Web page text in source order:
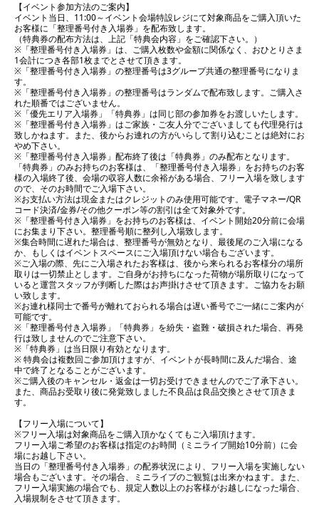
【イベント参加方法のご案内】
イベント当日、11:00～イベント会場特設レジにて対象商品をご購入頂いた
お客様に「整理番号付き入場券」を配布致します。
（特典券の配布方法は、上記「特典会内容」をご確認下さい。）
※「整理番号付き入場券」は、ご購入枚数や金額に関係なく、おひとりさま
1会計につき各部1枚までとさせて頂きます。
※「整理番号付き入場券」の整理番号は3グループ共通の整理番号になりま
す。
※「整理番号付き入場券」の整理番号はランダムで配布致します。ご購入さ
れた順番ではございません。
※「優先エリア入場券」「特典券」は同じ部の参加券をお渡しいたします。
※「整理番号付き入場券」はご家族・ご友人分でございましても代理発行は
致しかねます。また、後からお連れの方がいらして割り込むことは絶対にお
やめ下さい。
※「整理番号付き入場券」配布終了後は「特典券」のみ配布となります。
「特典券」のみお持ちのお客様は、「整理番号付き入場券」をお持ちのお客
様の入場終了後、会場の収容人数に余裕がある場合、フリー入場を致します
ので、そのお時間でご入場下さい。
※お支払い方法は現金またはクレジットのみ使用可能です。電子マネー/QR
コード決済/金券/その他クーポン等の割引は全て対象外です。
※「整理番号付き入場券」をお持ちのお客様は、イベント開始20分前に会場
にお集まり下さい。整理番号順に整列し入場致します。
※集合時間に遅れた場合は、整理番号が無効となり、最後尾のご入場になる
か、もしくはイベントスペースにご入場頂けない場合もございます。
※ご入場の際、先にご入場されたお客様は、後から来られるお客様分の場所
取りは一切禁止とします。ご自身がお持ちになった荷物が場所取りになって
いると運営スタッフが判断した際はお声掛けさせて頂きます。ご協力をお願
い致します。
※お連れ様同士で番号が離れておられる場合は遅い番号でご一緒にご案内が
可能です。
※「整理番号付き入場券」「特典券」を紛失・盗難・破損された場合、再発
行は致しませんのでご注意下さい。
※「特典券」は当日限り有効となります。
※ 特典会は複数回ご参加頂けますが、イベントが長時間に及んだ場合、途
中で終了となることがございます。
※ご購入後のキャンセル・返金は一切お受けできませんのでご了承下さい。
また、商品お受取り後に発覚致しました不良品は良品交換とさせて頂きま
す。
【フリー入場について】
※フリー入場は対象商品をご購入頂かなくてもご入場頂けます。
フリー入場ご希望のお客様は指定のお時間（ミニライブ開始10分前）に会
場にお越し下さい。
当日の「整理番号付き入場券」の配券状況により、フリー入場を実施しない
場合もございます。その場合、ミニライブのご観覧は出来かねます。また、
フリー入場実施の場合でも、規定人数以上のお客様がお越しになった場合、
入場規制をさせて頂きます。